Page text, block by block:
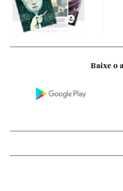
Baixe o